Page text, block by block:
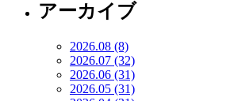
アーカイブ
2026.08 (8)
2026.07 (32)
2026.06 (31)
2026.05 (31)